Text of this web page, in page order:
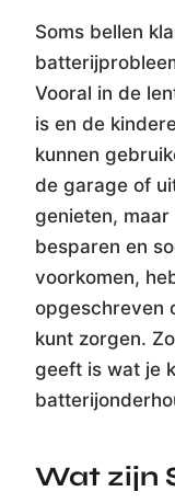
Soms bellen
Vooral in de
is en de
kunnen
de garage of
genieten,
besparen en
voorkomen,
opgeschreven
kunt zorgen.
geeft is wat je
Wat zijn